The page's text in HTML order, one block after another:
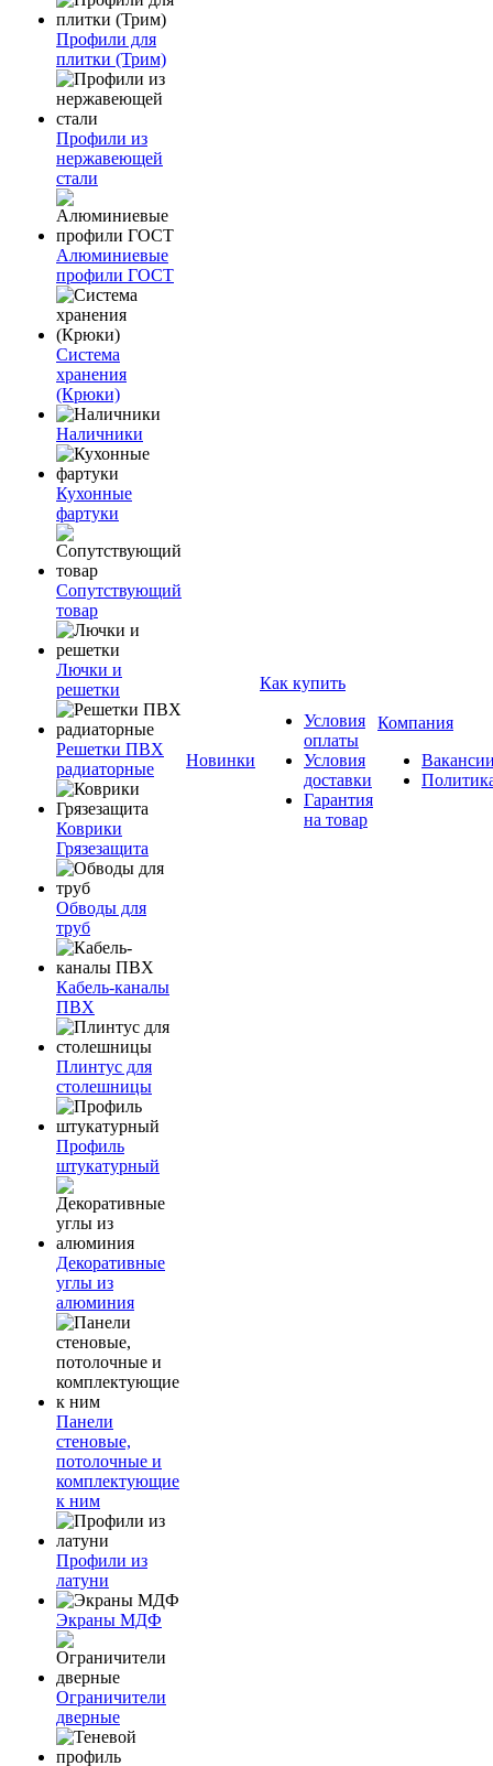
Профили для
плитки (Трим)
Профили из
нержавеющей
стали
Алюминиевые
профили ГОСТ
Система
хранения
(Крюки)
Наличники
Кухонные
фартуки
Сопутствующий
товар
Лючки и
решетки
Решетки ПВХ
радиаторные
Коврики
Грязезащита
Обводы для
труб
Кабель-каналы
ПВХ
Плинтус для
столешницы
Профиль
штукатурный
Декоративные
углы из
алюминия
Панели
стеновые,
потолочные и
комплектующие
к ним
Профили из
латуни
Экраны МДФ
Ограничители
дверные
Новинки
Как купить
Условия
оплаты
Условия
доставки
Гарантия
на товар
Компания